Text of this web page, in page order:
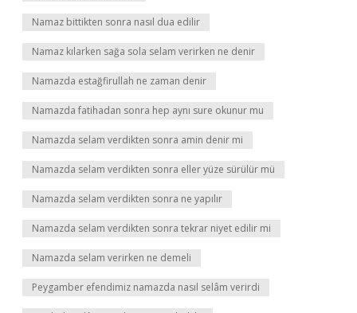
Namaz bittikten sonra nasıl dua edilir
Namaz kılarken sağa sola selam verirken ne denir
Namazda estağfirullah ne zaman denir
Namazda fatihadan sonra hep aynı sure okunur mu
Namazda selam verdikten sonra amin denir mi
Namazda selam verdikten sonra eller yüze sürülür mü
Namazda selam verdikten sonra ne yapılır
Namazda selam verdikten sonra tekrar niyet edilir mi
Namazda selam verirken ne demeli
Peygamber efendimiz namazda nasıl selâm verirdi